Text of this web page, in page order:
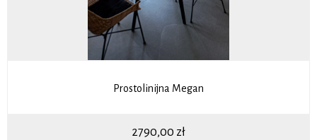
Prostolinijna Megan
2790,00 zł